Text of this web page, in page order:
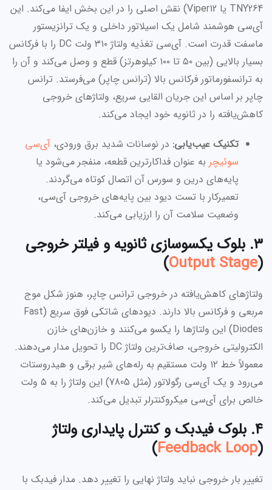
TNY264 یا Viper12) نقش اصلی را در این بخش ایفا می‌کند. این
آی‌سی هوشمند شامل یک اسیلاتور داخلی و یک ترانزیستور
ماسفت قدرت است. آی‌سی تغذیه ولتاژ ۳۱۰ ولت DC را با فرکانس
بسیار بالایی (بین ۵۰ تا ۱۰۰ کیلوهرتز) قطع و وصل می‌کند و آن را
به ترانسفورماتور فرکانس بالا (ترانس چاپر) می‌فرستد. ترانس
چاپر بر اساس این جریان القایی سریع، ولتاژهای خروجی
کاهش‌یافته را در ثانویه خود ایجاد می‌کند.
تکنیک عیب‌یابی: در نوسانات شدید برق ورودی، آی‌سی
سوئیچر به عنوان فداکارترین قطعه، منفجر می‌شود یا
پایه‌های درین و سورس آن اتصال کوتاه می‌گردند.
تعمیرکار با تست دیود بین پایه‌های خروجی آی‌سی،
وضعیت سلامت آن را ارزیابی می‌کند.
۳. بلوک یکسوسازی ثانویه و فیلتر خروجی
(
Output Stage
)
ولتاژهای کاهش‌یافته در خروجی ترانس چاپر، هنوز شکل موج
مربعی و فرکانس بالا دارند. دیودهای شاتکی فوق سریع (Fast
Diodes) این ولتاژها را یکسو می‌کنند و خازن‌های خازن
الکترولیتی خروجی، صاف‌ترین ولتاژ DC را تحویل مدار می‌دهند.
معمولاً خط ۱۲ ولت مستقیم به رله‌های شیر برقی و هیدروستات
می‌رود و یک آی‌سی رگولاتور (مثل 7805) این ولتاژ را به ۵ ولت
خالص برای آی‌سی میکروکنترلر تبدیل می‌کند.
۴. بلوک فیدبک و کنترل پایداری ولتاژ
(
Feedback Loop
)
تغییر بار خروجی نباید ولتاژ نهایی را تغییر دهد. مدار فیدبک با